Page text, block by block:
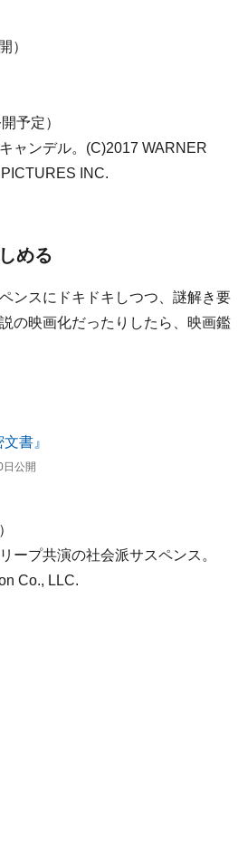
）
予定）
ャンデル。(C)2017 WARNER
INC.
める
ンスにドキドキしつつ、謎解き要
の映画化だったりしたら、映画鑑
日公開
ープ共演の社会派サスペンス。
Co., LLC.